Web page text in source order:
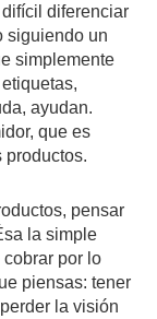
diferenciar
siguiendo un
simplemente
ayudan.
que es
productos.
pensar
la simple
por lo
piensas: tener
la visión